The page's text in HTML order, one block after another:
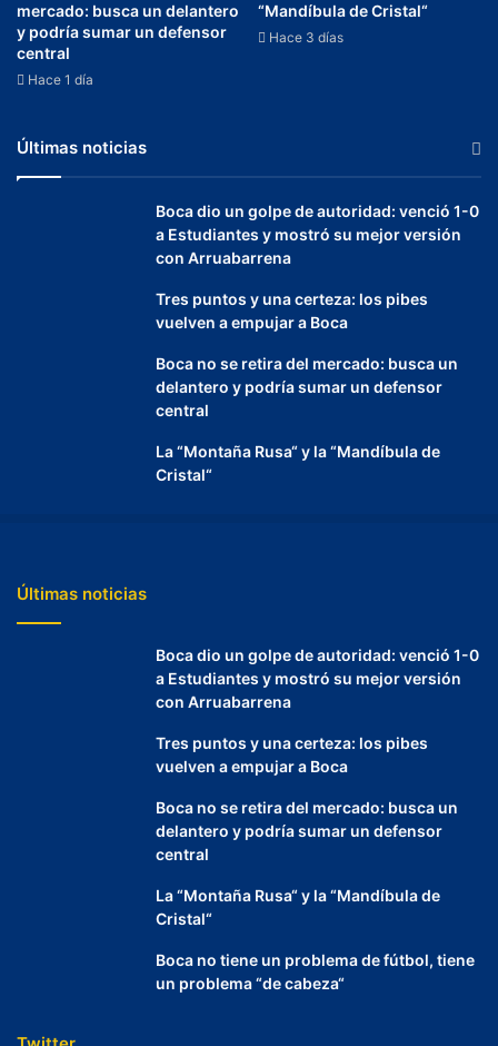
mercado: busca un delantero
y podría sumar un defensor
central
Hace 1 día
“Mandíbula de Cristal“
Hace 3 días
Últimas noticias
Boca dio un golpe de autoridad: venció 1-0
a Estudiantes y mostró su mejor versión
con Arruabarrena
Tres puntos y una certeza: los pibes
vuelven a empujar a Boca
Boca no se retira del mercado: busca un
delantero y podría sumar un defensor
central
La “Montaña Rusa“ y la “Mandíbula de
Cristal“
Últimas noticias
Boca dio un golpe de autoridad: venció 1-0
a Estudiantes y mostró su mejor versión
con Arruabarrena
Tres puntos y una certeza: los pibes
vuelven a empujar a Boca
Boca no se retira del mercado: busca un
delantero y podría sumar un defensor
central
La “Montaña Rusa“ y la “Mandíbula de
Cristal“
Boca no tiene un problema de fútbol, tiene
un problema “de cabeza“